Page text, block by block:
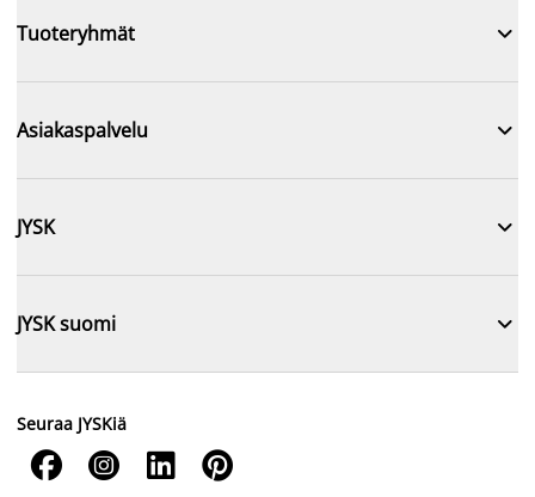
Tuoteryhmät 
Asiakaspalvelu 
JYSK 
JYSK suomi 
Seuraa JYSKiä
   